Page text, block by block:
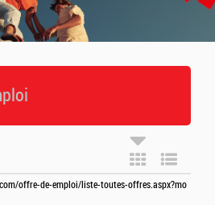
offre-de-emploi/liste-toutes-offres.aspx?mo